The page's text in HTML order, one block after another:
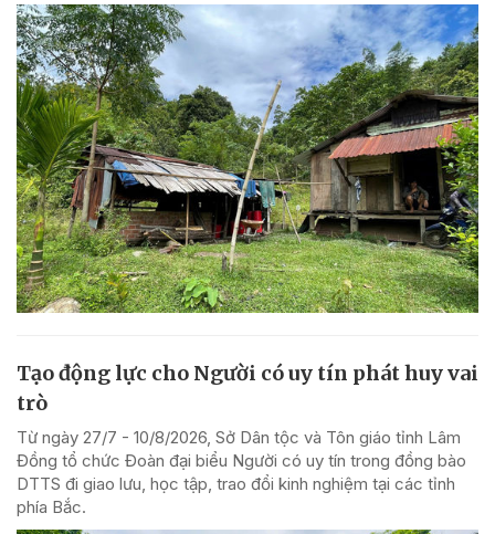
Tạo động lực cho Người có uy tín phát huy vai
trò
Từ ngày 27/7 - 10/8/2026, Sở Dân tộc và Tôn giáo tỉnh Lâm
Đồng tổ chức Đoàn đại biểu Người có uy tín trong đồng bào
DTTS đi giao lưu, học tập, trao đổi kinh nghiệm tại các tỉnh
phía Bắc.